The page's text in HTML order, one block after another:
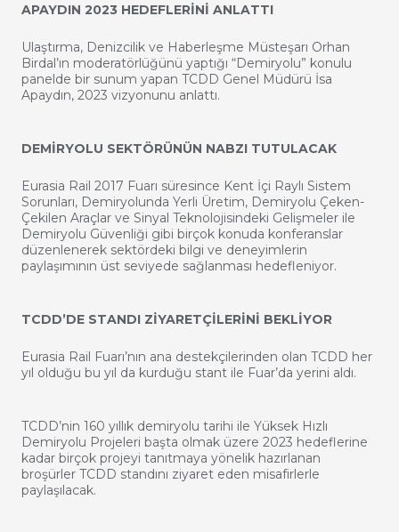
APAYDIN 2023 HEDEFLERİNİ ANLATTI
Ulaştırma, Denizcilik ve Haberleşme Müsteşarı Orhan
Birdal’ın moderatörlüğünü yaptığı “Demiryolu” konulu
panelde bir sunum yapan TCDD Genel Müdürü İsa
Apaydın, 2023 vizyonunu anlattı.
DEMİRYOLU SEKTÖRÜNÜN NABZI TUTULACAK
Eurasia Rail 2017 Fuarı süresince Kent İçi Raylı Sistem
Sorunları, Demiryolunda Yerli Üretim, Demiryolu Çeken-
Çekilen Araçlar ve Sinyal Teknolojisindeki Gelişmeler ile
Demiryolu Güvenliği gibi birçok konuda konferanslar
düzenlenerek sektördeki bilgi ve deneyimlerin
paylaşımının üst seviyede sağlanması hedefleniyor.
TCDD’DE STANDI ZİYARETÇİLERİNİ BEKLİYOR
Eurasia Rail Fuarı’nın ana destekçilerinden olan TCDD her
yıl olduğu bu yıl da kurduğu stant ile Fuar’da yerini aldı.
TCDD’nin 160 yıllık demiryolu tarihi ile Yüksek Hızlı
Demiryolu Projeleri başta olmak üzere 2023 hedeflerine
kadar birçok projeyi tanıtmaya yönelik hazırlanan
broşürler TCDD standını ziyaret eden misafirlerle
paylaşılacak.